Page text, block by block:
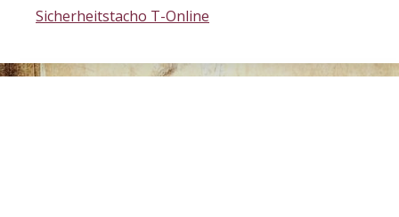
Sicherheitstacho T-Online